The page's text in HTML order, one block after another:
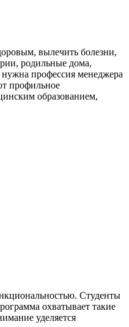
вылечить болезни,
родильные дома,
профессия менеджера
профильное
образованием,
Студенты
охватывает такие
уделяется